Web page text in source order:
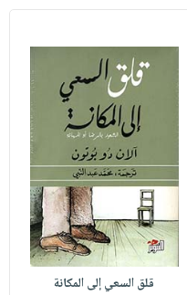
قلق السعي إلى المكانة